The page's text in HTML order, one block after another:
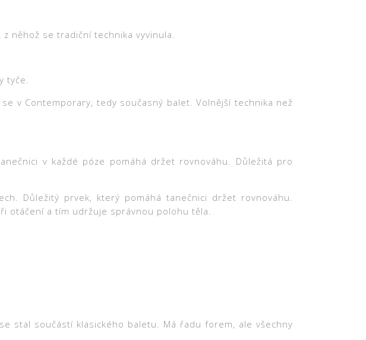
něhož se tradiční technika vyvinula.
tyče.
v Contemporary, tedy současný balet. Volnější technika než
v každé póze pomáhá držet rovnováhu. Důležitá pro
Důležitý prvek, který pomáhá tanečnici držet rovnováhu.
otáčení a tím udržuje správnou polohu těla.
stal součástí klasického baletu. Má řadu forem, ale všechny